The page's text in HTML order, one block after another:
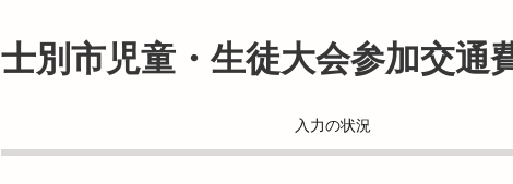
士別市児童・生徒大会参加交通
入力の状況